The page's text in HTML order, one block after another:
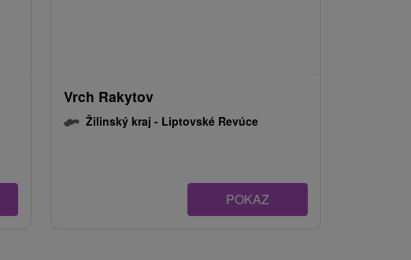
Vrch Rakytov
Žilinský kraj - Liptovské Revúce
POKAZ